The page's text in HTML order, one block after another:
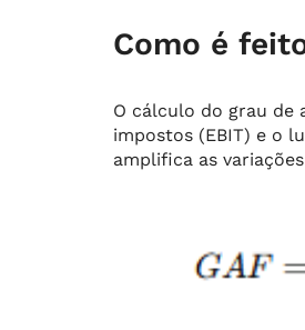
Como é
O cálculo do grau de
impostos (EBIT) e o
amplifica as